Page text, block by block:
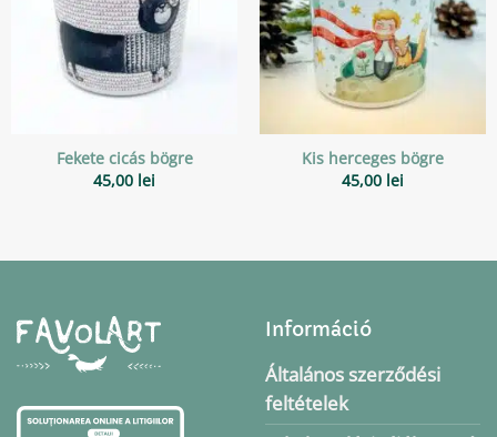
Fekete cicás bögre
45,00 lei
Kis herceges bögre
45,00 lei
Információ
Általános szerződési
feltételek